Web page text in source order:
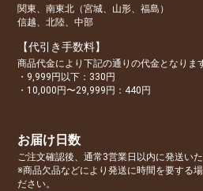
関東、南東北（宮城、山形、福島）
信越、北陸、中部
【代引き手数料】
商品代金により下記の通りの代金となりま
・9,999円以下：330円
・10,000円〜29,999円：440円
お届け日数
ご注文確認後、通常3営業日以内に発送いた
※商品欠品などにより発送に時間を要する
ださい。